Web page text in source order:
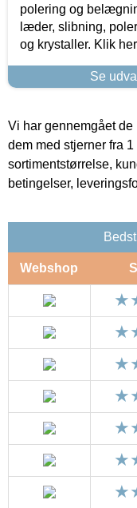
polering og
læder, slibning,
og krystaller. Klik
Se
Vi har gennemgået
dem med stjerner fra
sortimentstørrelse,
betingelser,
Webshop